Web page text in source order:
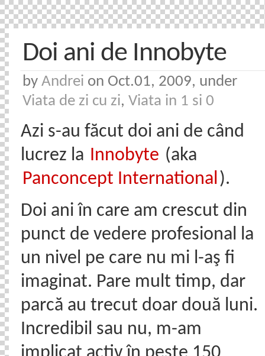
Doi ani de Innobyte
by Andrei on Oct.01, 2009, under
Viata de zi cu zi, Viata in 1 si 0
Azi s-au făcut doi ani de când
lucrez la Innobyte (aka
Panconcept International ).
Doi ani în care am crescut din
punct de vedere profesional la
un nivel pe care nu mi l-aş fi
imaginat. Pare mult timp, dar
parcă au trecut doar două luni.
Incredibil sau nu, m-am